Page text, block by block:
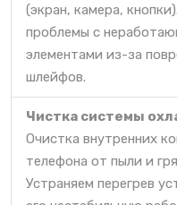
(экран, камера,
проблемы с
элементами из-за
шлейфов.
Чистка системы
Очистка внутренних
телефона от пыли и
Устраняем перегрев